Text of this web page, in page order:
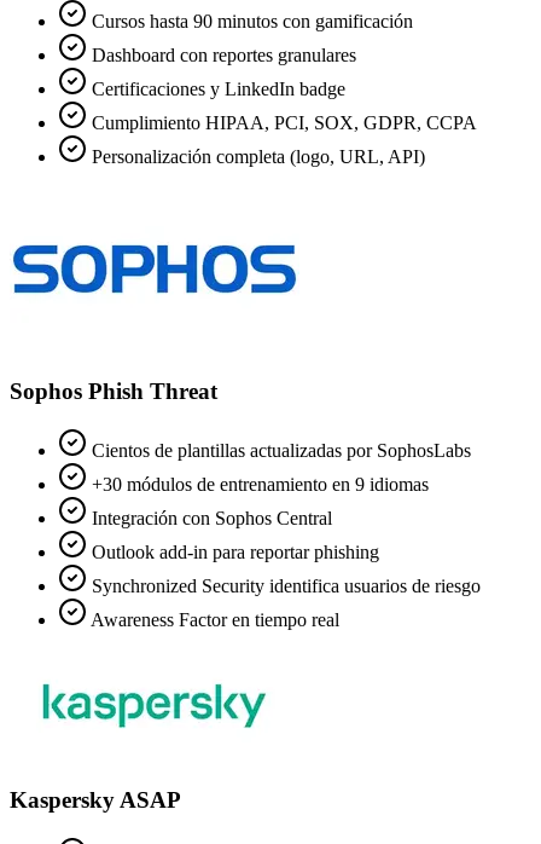
Cursos hasta 90 minutos con gamificación
Dashboard con reportes granulares
Certificaciones y LinkedIn badge
Cumplimiento HIPAA, PCI, SOX, GDPR, CCPA
Personalización completa (logo, URL, API)
Sophos Phish Threat
Cientos de plantillas actualizadas por SophosLabs
+30 módulos de entrenamiento en 9 idiomas
Integración con Sophos Central
Outlook add-in para reportar phishing
Synchronized Security identifica usuarios de riesgo
Awareness Factor en tiempo real
Kaspersky ASAP